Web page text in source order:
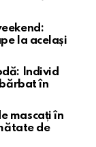
la același
Individ
în
mascați în
de